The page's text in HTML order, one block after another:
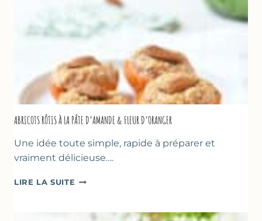
ABRICOTS RÔTIS À LA PÂTE D’AMANDE & FLEUR D’ORANGER
Une idée toute simple, rapide à préparer et
vraiment délicieuse….
LIRE LA SUITE ABRICOTS